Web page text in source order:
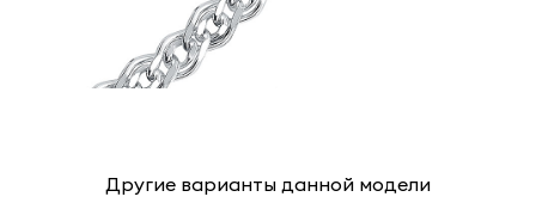
Другие варианты данной модели